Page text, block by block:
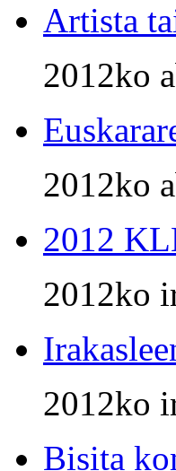
Artista
2012ko
2012ko
2012
2012ko
2012ko
Bisita